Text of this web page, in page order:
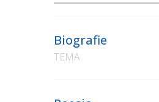
Biografie
TEMA